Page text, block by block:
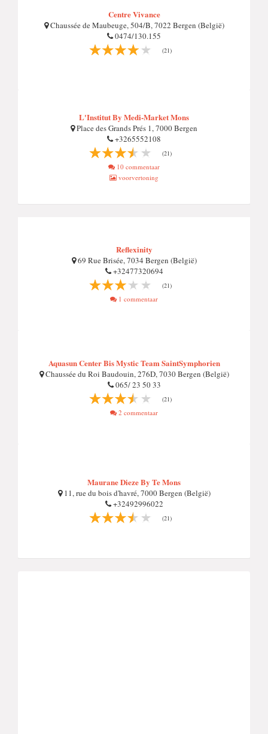
Centre Vivance
Chaussée de Maubeuge, 504/B, 7022 Bergen (België)
0474/130.155
(21)
L'Institut By Medi-Market Mons
Place des Grands Prés 1, 7000 Bergen
+3265552108
(21)
10 commentaar
voorvertoning
Reflexinity
69 Rue Brisée, 7034 Bergen (België)
+32477320694
(21)
1 commentaar
Aquasun Center Bis Mystic Team SaintSymphorien
Chaussée du Roi Baudouin, 276D, 7030 Bergen (België)
065/ 23 50 33
(21)
2 commentaar
Maurane Dieze By Te Mons
11, rue du bois d'havré, 7000 Bergen (België)
+32492996022
(21)